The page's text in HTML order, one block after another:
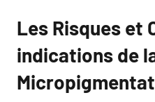
Les Risques et
indications de